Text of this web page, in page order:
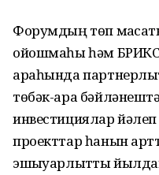
Форумдың төп
ойошмаһы һәм БРИКС
араһында
төбәк-ара
инвестициялар йәлеп
проекттар һанын
эшҡыуарлыҡтты